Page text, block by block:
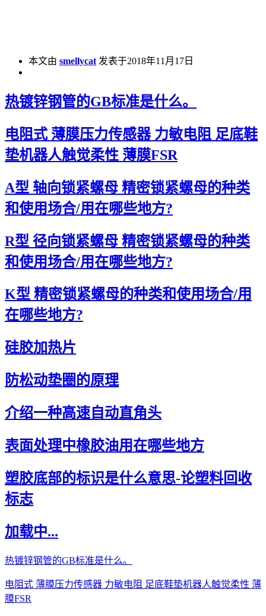
本文由 smellycat 发表于2018年11月17日
热镀锌钢管的GB标准是什么。
电阻式 薄膜压力传感器 力敏电阻 足底鞋
垫机器人触觉柔性 薄膜FSR
A型 轴向锁紧螺母 精密锁紧螺母的种类
和使用场合/用在哪些地方?
R型 径向锁紧螺母 精密锁紧螺母的种类
和使用场合/用在哪些地方?
K型 精密锁紧螺母的种类和使用场合/用
在哪些地方?
硅胶加热片
防松动垫圈的原理
介绍一种高速自动直角头
表面处理中橡胶油用在哪些地方
塑胶底部的标识是什么意思-论塑料回收
标志
加载中...
热镀锌钢管的GB标准是什么。
电阻式 薄膜压力传感器 力敏电阻 足底鞋垫机器人触觉柔性 薄
膜FSR